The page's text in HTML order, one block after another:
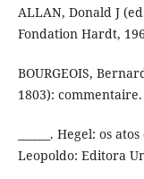
ALLAN, Donald J
Fondation Hardt,
BOURGEOIS,
1803):
______. Hegel: os
Leopoldo: Editora